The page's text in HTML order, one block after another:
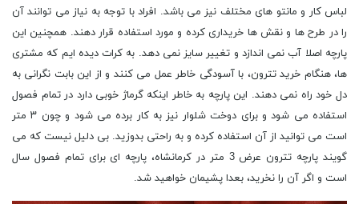
لباس کار و مانتو های مختلف نیز می باشد. افراد با توجه به نیاز می توانند آن
را در طرح ها و نقش ها خریداری کرده و مورد استفاده قرار دهند. همچنین این
پارچه اصلا آب نمی اندازد و تغییر سایز نمی دهد. به کرات دیده ایم که مشتری
ها، هنگام خرید تترون، با آسودگی خاطر عمل می کنند و از این بابت نگرانی به
دل خود راه نمی دهند. این پارچه به خاطر اینکه گرماژ خوبی دارد در تمام فصول
استفاده می شود و برای دوخت شلوار نیز به کار برده می شود و چون ۳ متر
است می توانید از آن استفاده کرده و به راحتی بدوزید. بی دلیل نیست که می
گویند پارچه تترون عرض 3 متر در کرمانشاه، پارچه ای برای تمام فصول سال
است و اگر آن را نخرید، بعدا پشیمان خواهید شد.